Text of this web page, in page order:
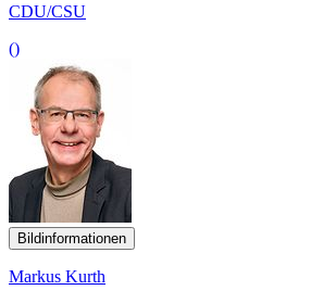
CDU/CSU
()
Bildinformationen
Markus Kurth